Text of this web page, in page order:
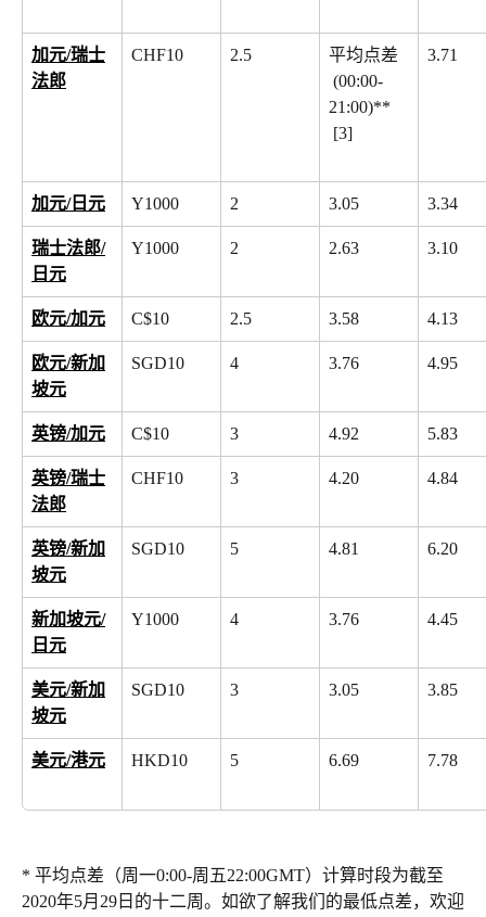
加元/瑞士
法郎
CHF10 2.5
平均点差
21:00)**
[3]
3.71
加元/日元 Y1000 2 3.05 3.34
瑞士法郎/
日元
Y1000 2 2.63 3.10
欧元/加元 C$10 2.5 3.58 4.13
欧元/新加
坡元
SGD10 4 3.76 4.95
英镑/加元 C$10 3 4.92 5.83
英镑/瑞士
法郎
CHF10 3 4.20 4.84
英镑/新加
坡元
SGD10 5 4.81 6.20
新加坡元/
日元
Y1000 4 3.76 4.45
美元/新加
坡元
SGD10 3 3.05 3.85
美元/港元 HKD10 5 6.69 7.78
* 平均点差（周一0:00-周五22:00GMT）计算时段为截至
2020年5月29日的十二周。如欲了解我们的最低点差，欢迎